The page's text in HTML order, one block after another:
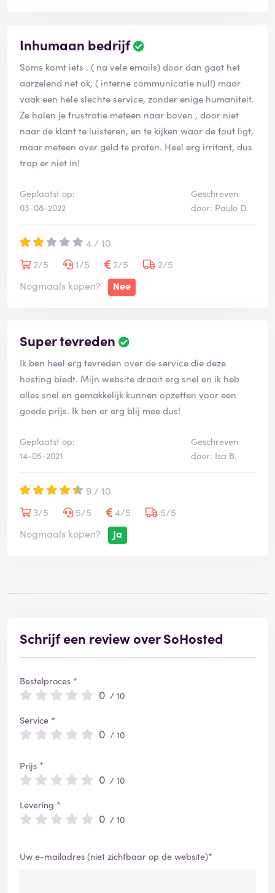
Inhumaan bedrijf
Soms komt iets . ( na vele emails) door dan gaat het
aarzelend net ok, ( interne communicatie nul!) maar
vaak een hele slechte service, zonder enige humaniteit.
Ze halen je frustratie meteen naar boven , door niet
naar de klant te luisteren, en te kijken waar de fout ligt,
maar meteen over geld te praten. Heel erg irritant, dus
trap er niet in!
Geplaatst op:
03-08-2022
Geschreven
door: Paulo D.
4 / 10
2/5
1/5 2/5
2/5
Nogmaals kopen?
Nee
Super tevreden
Ik ben heel erg tevreden over de service die deze
hosting biedt. Mijn website draait erg snel en ik heb
alles snel en gemakkelijk kunnen opzetten voor een
goede prijs. Ik ben er erg blij mee dus!
Geplaatst op:
14-05-2021
Geschreven
door: Isa B.
9 / 10
3/5
5/5 4/5
5/5
Nogmaals kopen?
Ja
Schrijf een review over SoHosted
Bestelproces *
0 / 10
Service *
0 / 10
Prijs *
0 / 10
Levering *
0 / 10
Uw e-mailadres (niet zichtbaar op de website)*